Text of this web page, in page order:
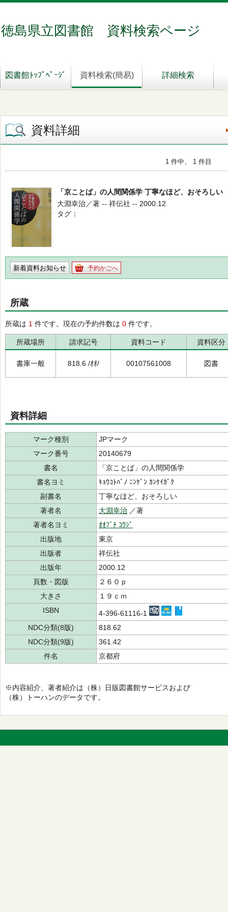
徳島県立図書館 資料検索ページ
図書館ﾄｯﾌﾟﾍﾟｰｼﾞ 資料検索(簡易) 詳細検索
資料詳細
1 件中、 1 件目
「京ことば」の人間関係学 丁寧なほど、おそろしい
大淵幸治／著 -- 祥伝社 -- 2000.12
タグ
新着資料お知らせ 予約かごへ
所蔵
所蔵は 1 件です。現在の予約件数は 0 件です。
所蔵場所 請求記号 資料コード 資料区分
書庫一般 818.6 /ｵｵ/ 00107561008 図書
資料詳細
マーク種別
JPマーク
マーク番号
20140679
書名
「京ことば」の人間関係学
書名ヨミ
ｷｮｳｺﾄﾊﾞﾉ ﾆﾝｹﾞﾝ ｶﾝｹｲｶﾞｸ
副書名
丁寧なほど、おそろしい
著者名
大淵幸治 ／著
著者名ヨミ
ｵｵﾌﾞﾁ ｺｳｼﾞ
出版地
東京
出版者
祥伝社
出版年
2000.12
頁数・図版
２６０ｐ
大きさ
１９ｃｍ
ISBN
4-396-61116-1
NDC分類(8版)
818.62
NDC分類(9版)
361.42
件名
京都府
※内容紹介、著者紹介は（株）日販図書館サービスおよび
（株）トーハンのデータです。